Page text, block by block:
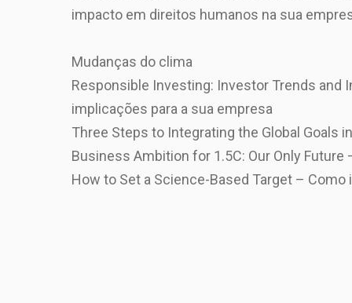
impacto em direitos humanos na sua
Mudanças do clima
Responsible Investing: Investor Trends
implicações para a sua empresa
Three Steps to Integrating the Global Goals
Business Ambition for 1.5C: Our Only
How to Set a Science-Based Target –